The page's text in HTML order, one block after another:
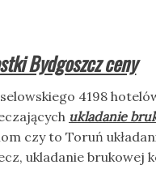
Bydgoszcz ceny
4198
ukladanie
czy to Toruń
ukladanie brukowej